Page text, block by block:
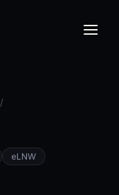
/
eLNW